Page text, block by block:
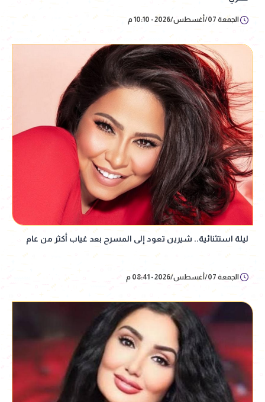
الجمعة 07/أغسطس/2026 - 10:10 م
ليلة استثنائية.. شيرين تعود إلى المسرح بعد غياب أكثر من عام
الجمعة 07/أغسطس/2026 - 08:41 م